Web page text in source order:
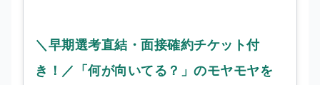
＼早期選考直結・面接確約チケット付
き！／「何が向いてる？」のモヤモヤを